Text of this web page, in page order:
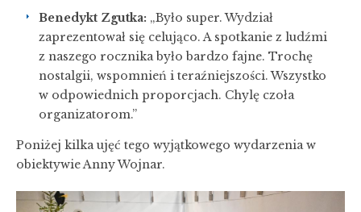
Benedykt Zgutka: „Było super. Wydział
zaprezentował się celująco. A spotkanie z ludźmi
z naszego rocznika było bardzo fajne. Trochę
nostalgii, wspomnień i teraźniejszości. Wszystko
w odpowiednich proporcjach. Chylę czoła
organizatorom.”
Poniżej kilka ujęć tego wyjątkowego wydarzenia w
obiektywie Anny Wojnar.